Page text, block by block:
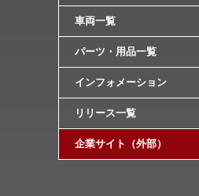
車両一覧
パーツ・用品一覧
インフォメーション
リリース一覧
企業サイト（外部）